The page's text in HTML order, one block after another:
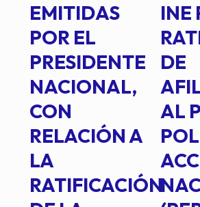
EMITIDAS
POR EL
PRESIDENTE
NACIONAL,
CON
RELACIÓN A
LA
RATIFICACIÓN
INE
DE
AL